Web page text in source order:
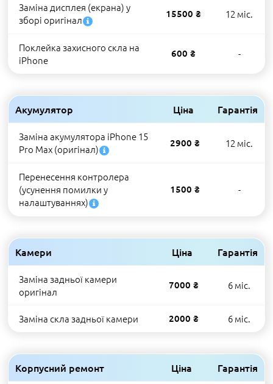
Заміна дисплея (екрана) у
зборі оригінал
15500 ₴ 12 міс.
Поклейка захисного скла на
iPhone
600 ₴ -
Акумулятор Ціна Гарантія
Заміна акумулятора iPhone 15
Pro Max (оригінал)
2900 ₴ 12 міс.
Перенесення контролера
(усунення помилки у
налаштуваннях)
1500 ₴ -
Камери Ціна Гарантія
Заміна задньої камери
оригінал
7000 ₴ 6 міс.
Заміна скла задньої камери 2000 ₴ 6 міс.
Корпусний ремонт Ціна Гарантія